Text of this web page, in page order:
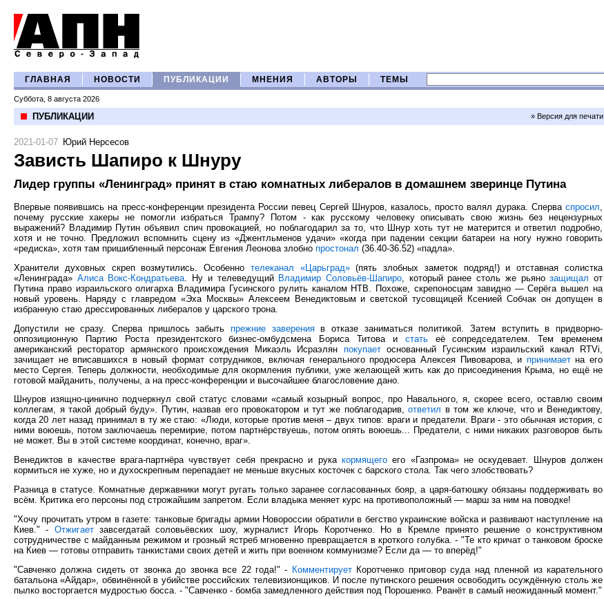
ГЛАВНАЯ НОВОСТИ ПУБЛИКАЦИИ МНЕНИЯ АВТОРЫ ТЕМЫ
Суббота, 8 августа 2026
ПУБЛИКАЦИИ » Версия для печати
2021-01-07 Юрий Нерсесов
Зависть Шапиро к Шнуру
Лидер группы «Ленинград» принят в стаю комнатных либералов в домашнем зверинце Путина
Впервые появившись на пресс-конференции президента России певец Сергей Шнуров, казалось, просто валял дурака. Сперва спросил,
почему русские хакеры не помогли избраться Трампу? Потом - как русскому человеку описывать свою жизнь без нецензурных
выражений? Владимир Путин объявил спич провокацией, но поблагодарил за то, что Шнур хоть тут не матерится и ответил подробно,
хотя и не точно. Предложил вспомнить сцену из «Джентльменов удачи» «когда при падении секции батареи на ногу нужно говорить
«редиска», хотя там пришибленный персонаж Евгения Леонова злобно простонал (36.40-36.52) «падла».
Хранители духовных скреп возмутились. Особенно телеканал «Царьград»(пять злобных заметок подряд!) и отставная солистка
«Ленинграда» Алиса Вокс-Кондратьева . Ну и телеведущий Владимир Соловьёв-Шапиро , который ранее столь же рьянозащищал от
Путина право израильского олигарха Владимира Гусинского рулить каналом НТВ. Похоже, скрепоносцам завидно — Серёга вышел на
новый уровень. Наряду с главредом «Эха Москвы» Алексеем Венедиктовым и светской тусовщицей Ксенией Собчак он допущен в
избранную стаю дрессированных либералов у царского трона.
Допустили не сразу. Сперва пришлось забыть прежние заверенияв отказе заниматься политикой. Затем вступить в придворно-
оппозиционную Партию Роста президентского бизнес-омбудсмена Бориса Титова и статьеё сопредседателем. Тем временем
американский ресторатор армянского происхождения Микаэль Исраэлян покупаетоснованный Гусинским израильский канал RTVi,
зачищает не вписавшихся в новый формат сотрудников, включая генерального продюсера Алексея Пивоварова, и принимаетна его
место Сергея. Теперь должности, необходимые для окормления публики, уже желающей жить как до присоединения Крыма, но ещё не
готовой майданить, получены, а на пресс-конференции и высочайшее благословение дано.
Шнуров изящно-цинично подчеркнул свой статус словами «самый козырный вопрос, про Навального, я, скорее всего, оставлю своим
коллегам, я такой добрый буду». Путин, назвав его провокатором и тут же поблагодарив,ответил в том же ключе, что и Венедиктову,
когда 20 лет назад принимал в ту же стаю: «Люди, которые против меня – двух типов: враги и предатели. Враги - это обычная история, с
ними воюешь, потом заключаешь перемирие, потом партнёрствуешь, потом опять воюешь... Предатели, с ними никаких разговоров быть
не может. Вы в этой системе координат, конечно, враг».
Венедиктов в качестве врага-партнёра чувствует себя прекрасно и рука кормящего его «Газпрома» не оскудевает. Шнуров должен
кормиться не хуже, но и духоскрепным перепадает не меньше вкусных косточек с барского стола. Так чего злобствовать?
Разница в статусе. Комнатные державники могут ругать только заранее согласованных бояр, а царя-батюшку обязаны поддерживать во
всём. Критика его персоны под строжайшим запретом. Если владыка меняет курс на противоположный — марш за ним на поводке!
"Хочу прочитать утром в газете: танковые бригады армии Новороссии обратили в бегство украинские войска и развивают наступление на
Киев." - Отжигаетзавсегдатай соловьёвских шоу, журналист Игорь Коротченко. Но в Кремле принято решение о конструктивном
сотрудничестве с майданным режимом и грозный ястреб мгновенно превращается в кроткого голубка. - "Те кто кричат о танковом броске
на Киев — готовы отправить танкистами своих детей и жить при военном коммунизме? Если да — то вперёд!"
"Савченко должна сидеть от звонка до звонка все 22 года!" - КомментируетКоротченко приговор суда над пленной из карательного
батальона «Айдар», обвинённой в убийстве российских телевизионщиков. И после путинского решения освободить осуждённую столь же
пылко восторгается мудростью босса. - "Савченко - бомба замедленного действия под Порошенко. Рванёт в самый неожиданный момент."